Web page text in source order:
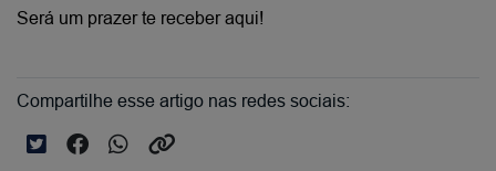
Será um prazer te receber aqui!
Compartilhe esse artigo nas redes sociais: